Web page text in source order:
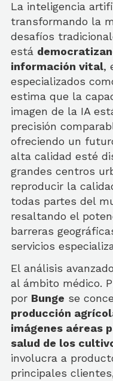
La inteligencia
transformando la
desafíos
está
información vital,
especializados
estima que la
imagen de la IA
precisión
ofreciendo un
alta calidad esté
grandes centros
reproducir la
todas partes del
resaltando el
barreras
servicios
El análisis
al ámbito médico.
por Bunge se
producción
imágenes aéreas
salud de los
involucra a
principales